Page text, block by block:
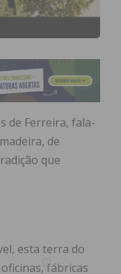
de Ferreira, fala-
de
que
esta terra do
fábricas